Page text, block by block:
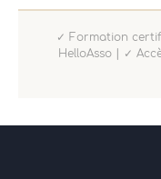
✓ Formation
HelloAsso | ✓